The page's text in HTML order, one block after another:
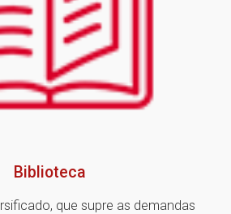
Biblioteca
que supre as demandas